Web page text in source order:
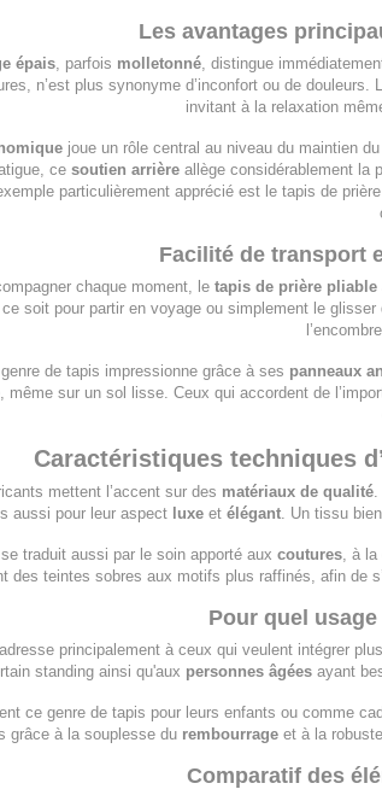
Les avantages
épais , parfois molletonné , distingue
n’est plus synonyme d’inconfort ou de douleurs.
invitant à la relaxation
joue un rôle central au niveau du maintien
ce soutien arrière allège considérablement la
particulièrement apprécié est le tapis de
Facilité de transport
chaque moment, le tapis de prière pliable
soit pour partir en voyage ou simplement le
de tapis impressionne grâce à ses panneaux
même sur un sol lisse. Ceux qui accordent de
Caractéristiques techniques
mettent l’accent sur des matériaux de qualité
aussi pour leur aspect
luxe et élégant . Un tissu
se traduit aussi par le soin apporté aux coutures, à la
des teintes sobres aux motifs plus raffinés, afin de
Pour quel
principalement à ceux qui veulent intégrer
standing ainsi qu'aux personnes âgéesayant
ce genre de tapis pour leurs enfants ou comme
grâce à la souplesse du rembourrageet à la
Comparatif des